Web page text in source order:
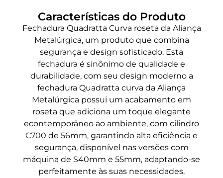
Características do Produto
Fechadura Quadratta Curva roseta da Aliança
Metalúrgica, um produto que combina
segurança e design sofisticado. Esta
fechadura é sinônimo de qualidade e
durabilidade, com seu design moderno a
fechadura Quadratta curva da Aliança
Metalúrgica possui um acabamento em
roseta que adiciona um toque elegante
econtemporâneo ao ambiente, com cilindro
C700 de 56mm, garantindo alta eficiência e
segurança, disponível nas versões com
máquina de S40mm e 55mm, adaptando-se
perfeitamente às suas necessidades,